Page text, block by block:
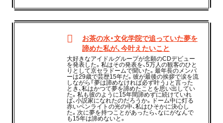
お茶の水・文化学院で追っていた夢を
諦めた私が、今叶えたいこと
大好きなアイドルグループが念願のCDデビュー
を発表した。私はその発表を、5万人の観客のひと
りとして京セラドームで聞いた。最年長のメンバ
ーは29歳で芸歴15年だ。彼が最後の挨拶で涙を流
しながら「夢は諦めなければ必ず叶う」と言った
とき、私はかつて夢を諦めたことを思い出してい
た。私も彼のように15年間諦めずに続けていれ
ば、小説家になれたのだろうか。ドーム中に灯る
赤いペンライトの光の中、私はひそかに決心し
た。次に夢を持つことがあったら、なにがなんで
も15年は諦めないと。